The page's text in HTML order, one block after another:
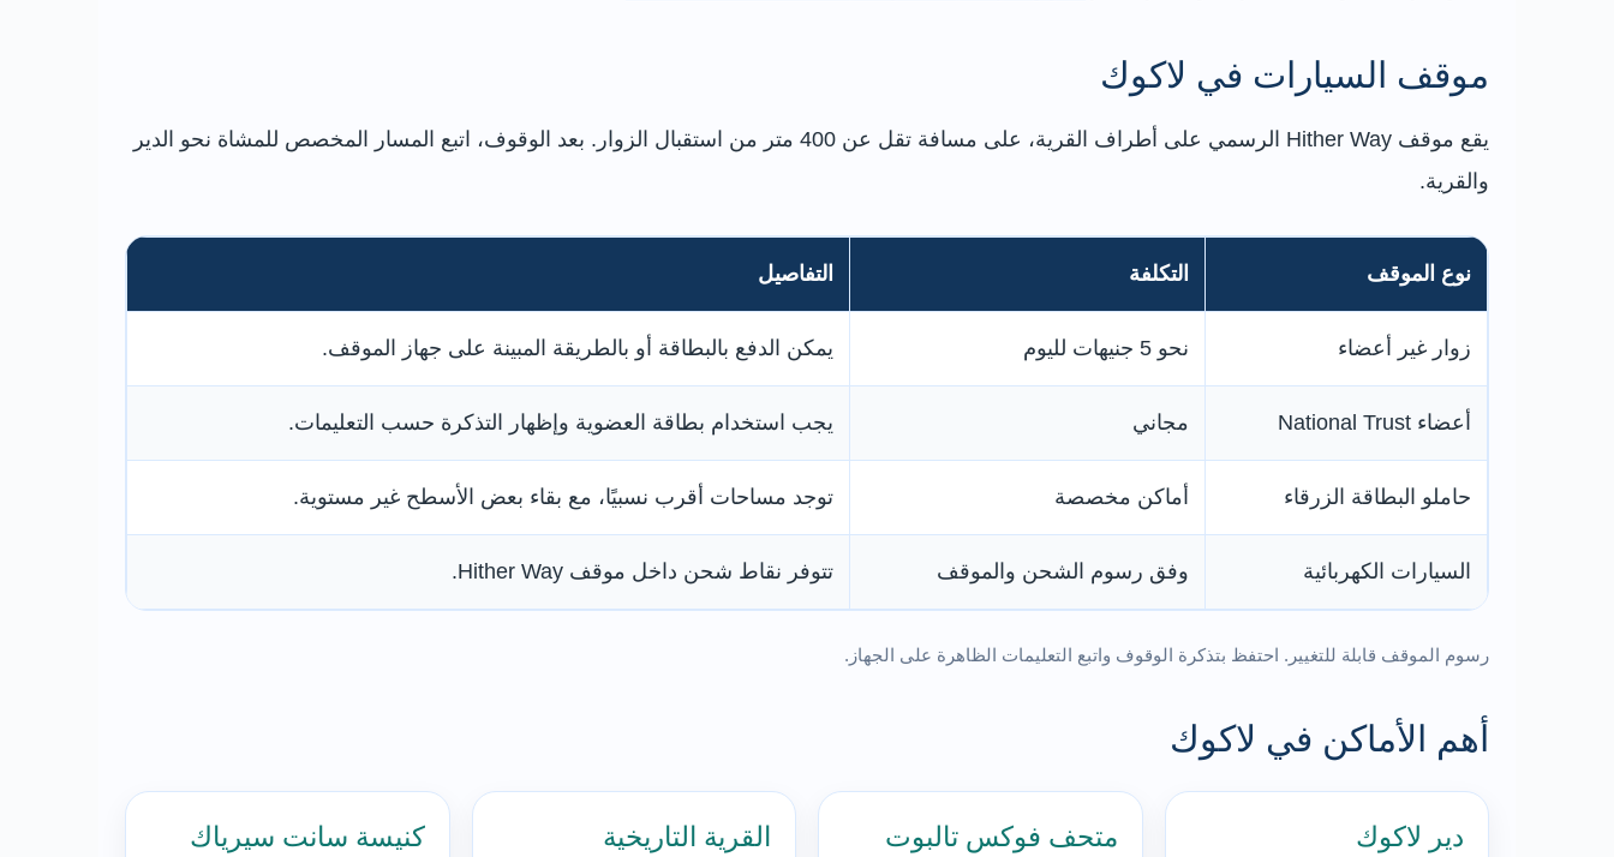
موقف السيارات في لاكوك
يقع موقف Hither Way الرسمي على أطراف القرية، على مسافة تقل عن 400 متر من استقبال الزوار. بعد الوقوف، اتبع المسار المخصص للمشاة نحو الدير
والقرية.
نوع الموقف التكلفة التفاصيل
زوار غير أعضاء نحو 5 جنيهات لليوم يمكن الدفع بالبطاقة أو بالطريقة المبينة على جهاز الموقف.
أعضاء National Trust مجاني يجب استخدام بطاقة العضوية وإظهار التذكرة حسب التعليمات.
حاملو البطاقة الزرقاء أماكن مخصصة توجد مساحات أقرب نسبيًا، مع بقاء بعض الأسطح غير مستوية.
السيارات الكهربائية وفق رسوم الشحن والموقف تتوفر نقاط شحن داخل موقف Hither Way.
رسوم الموقف قابلة للتغيير. احتفظ بتذكرة الوقوف واتبع التعليمات الظاهرة على الجهاز.
أهم الأماكن في لاكوك
دير لاكوك متحف فوكس تالبوت القرية التاريخية كنيسة سانت سيرياك